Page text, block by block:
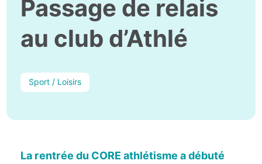
Passage de relais
au club d’Athlé
Sport / Loisirs
La rentrée du CORE athlétisme a débuté